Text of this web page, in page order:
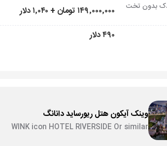
بدون تخت
۱۴۹٬۰۰۰٬۰۰۰ تومان + ۱٬۰۴۰ دلار
۴۹۰ دلار
وینک آیکون هتل ریورساید دانانگ
WINK icon HOTEL RIVERSIDE Or similar